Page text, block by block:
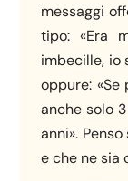
messaggi
tipo: «Era
imbecille, io
oppure:
anche solo
anni».
e che ne sia